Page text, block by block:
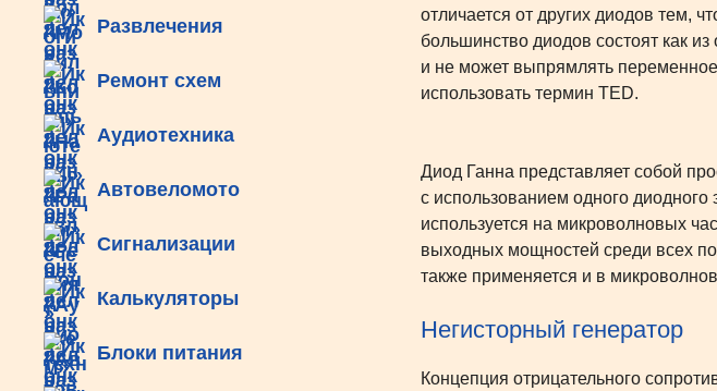
отличается от других диодов тем,
большинство диодов состоят как
и не может выпрямлять
использовать термин TED.
Диод Ганна представляет собой
с использованием одного
используется на микроволновых
выходных мощностей среди всех
также применяется и в
Негисторный генератор
Концепция отрицательного
Развлечения
Ремонт схем
Аудиотехника
Автовеломото
Сигнализации
Калькуляторы
Блоки питания